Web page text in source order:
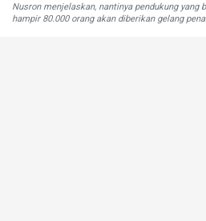
Nusron menjelaskan, nantinya pendukung yang
hampir 80.000 orang akan diberikan gelang